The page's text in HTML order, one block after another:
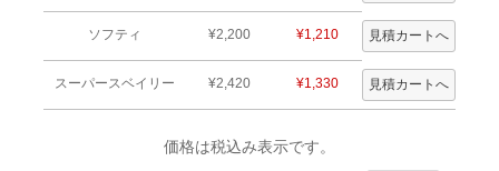
ソフティ ¥2,200 ¥1,210
スーパースベイリー ¥2,420 ¥1,330
価格は税込み表示です。